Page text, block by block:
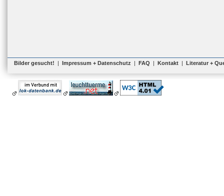
Bilder gesucht! | Impressum + Datenschutz | FAQ | Kontakt | Literatur +